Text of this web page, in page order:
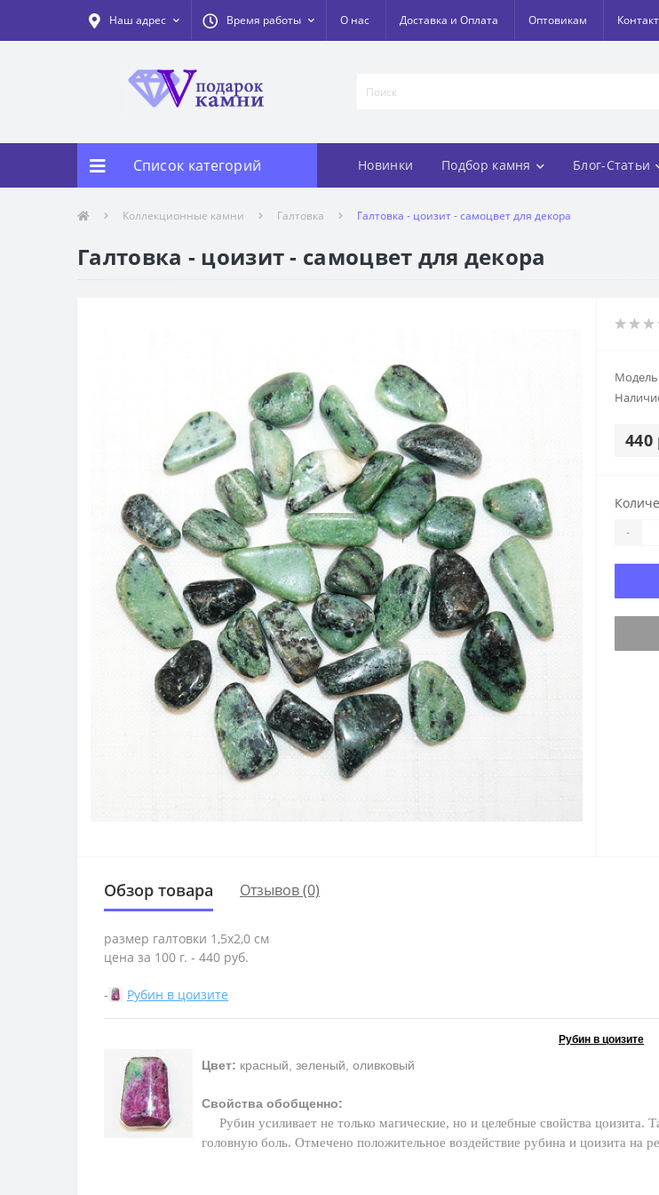
Наш адрес Время работы О нас Доставка и Оплата Оптовикам
Список категорий Новинки Подбор камня Блог-Статьи
Коллекционные камни Галтовка Галтовка - цоизит - самоцвет для декора
Галтовка - цоизит - самоцвет для декора
440
-
Обзор товара Отзывов (0)
размер галтовки 1,5х2,0 см
цена за 100 г. - 440 руб.
- Рубин в цоизите
Рубин в цоизите
Цвет: красный, зеленый, оливковый
Свойства обобщенно:
Рубин усиливает не только магические, но и целебные свойства
головную боль. Отмечено положительное воздействие рубина и цоизита